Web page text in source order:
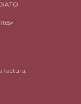
factura.